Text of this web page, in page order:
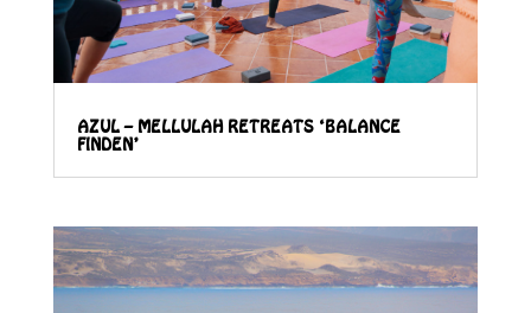
AZUL – MELLULAH RETREATS ‘BALANCE
FINDEN’